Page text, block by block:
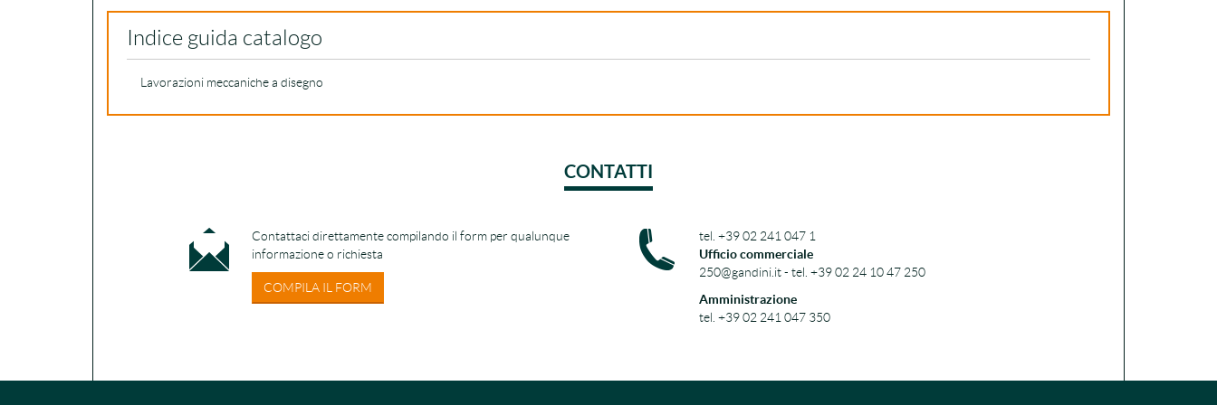
Indice guida catalogo
Lavorazioni meccaniche a disegno
CONTATTI
Contattaci direttamente compilando il form per qualunque
informazione o richiesta
COMPILA IL FORM
tel. +39 02 241 047 1
Ufficio commerciale
250@gandini.it - tel. +39 02 24 10 47 250
Amministrazione
tel. +39 02 241 047 350